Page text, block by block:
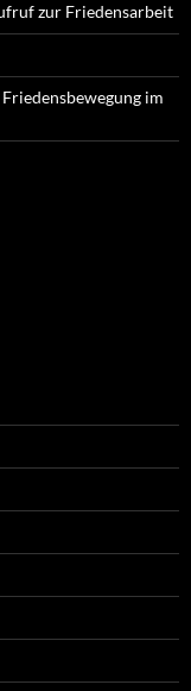
zur Friedensarbeit
im